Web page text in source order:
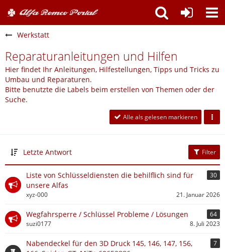
Werkstatt
Reparaturanleitungen und Hilfen
Hier findet Ihr Anleitungen, Hilfestellungen, Tipps und Tricks zu
Umbau und Reparaturen.
Bitte benutzte die Labels beim erstellen von Themen oder der
Suche.
Alle als gelesen markieren
Letzte Antwort Filter
Liste von Schlüsseldiensten die behilflich sind für
unsere Alfas
30
xyz-000 21. Januar 2026
Wegfahrsperre / Schlüssel Probleme / Lösungen
64
suzi0177
8. Juli 2023
Nabendeckel für den 3D Druck 145, 146, 147, 156,
7